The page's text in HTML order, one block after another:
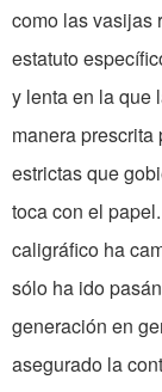
como las vasijas
estatuto
y lenta en la que
manera
estrictas que
toca con el
caligráfico ha
sólo ha ido
generación en
asegurado la